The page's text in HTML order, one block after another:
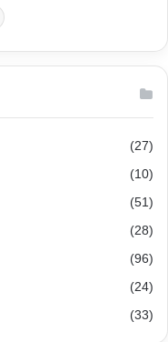
(27)
(10)
(51)
(28)
(96)
(24)
(33)